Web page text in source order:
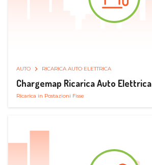
AUTO RICARICA AUTO ELETTRICA
Chargemap Ricarica Auto Elettrica
Ricarica in Postazioni Fisse